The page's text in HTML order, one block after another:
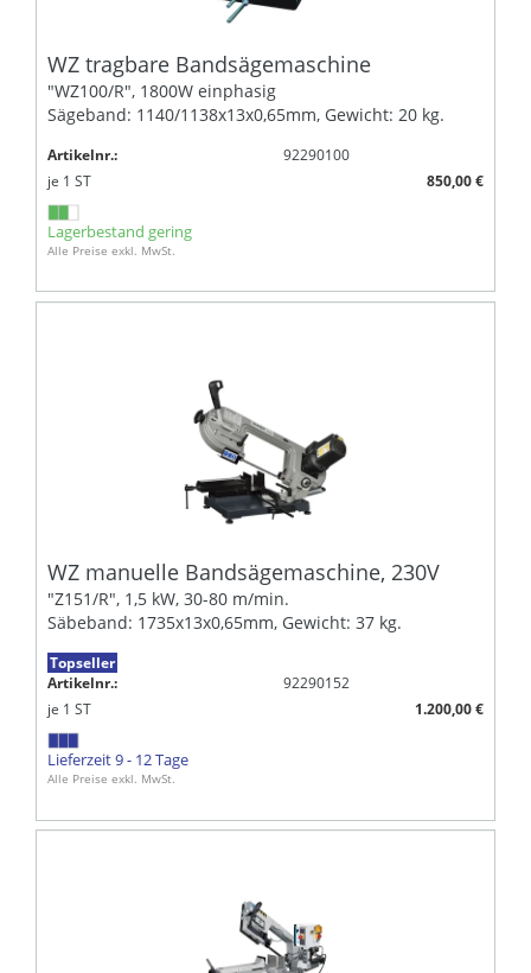
WZ tragbare Bandsägemaschine
"WZ100/R", 1800W einphasig
Sägeband: 1140/1138x13x0,65mm, Gewicht: 20 kg.
Artikelnr.:
92290100
je 1 ST 850,00 €
Lagerbestand gering
Alle Preise exkl. MwSt.
WZ manuelle Bandsägemaschine, 230V
"Z151/R", 1,5 kW, 30-80 m/min.
Säbeband: 1735x13x0,65mm, Gewicht: 37 kg.
Topseller
Artikelnr.:
92290152
je 1 ST 1.200,00 €
Lieferzeit 9 - 12 Tage
Alle Preise exkl. MwSt.